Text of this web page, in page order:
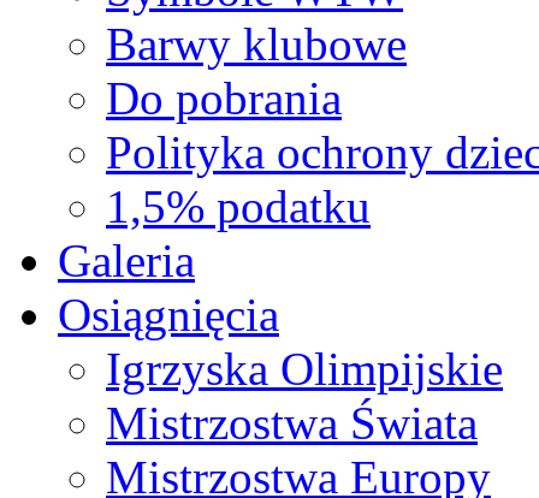
Barwy klubowe
Do pobrania
Polityka ochrony
1,5% podatku
Galeria
Osiągnięcia
Igrzyska Olimpijskie
Mistrzostwa Świata
Mistrzostwa Europy